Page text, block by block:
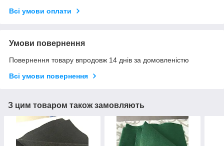
Всі умови оплати
Умови повернення
Повернення товару впродовж 14 днів за домовленістю
Всі умови повернення
З цим товаром також замовляють